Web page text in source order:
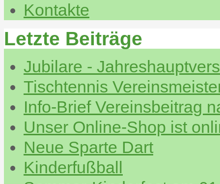
Kontakte
Letzte Beiträge
Jubilare -
Tischtennis
Info-Brief Vereinsbeitrag
Unser Online-Shop ist
Neue Sparte Dart
Kinderfußball